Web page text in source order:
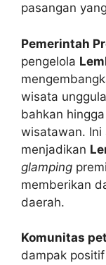
pasangan
Pemerintah
pengelola
wisata
bahkan hingga
wisatawan. Ini
menjadikan
glamping
memberikan
daerah.
Komunitas
dampak